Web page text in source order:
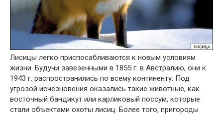
Лисицы легко приспосабливаются к новым условиям
жизни. Будучи завезенными в 1855 г. в Австралию, они к
1943 г. распространились по всему континенту. Под
угрозой исчезновения оказались такие животные, как
восточный бандикут или карликовый поссум, которые
стали объектами охоты лисиц. Более того, пригороды